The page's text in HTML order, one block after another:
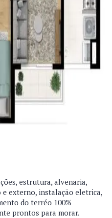
estrutura, alvenaria,
externo, instalação eletrica,
do terréo 100%
prontos para morar.